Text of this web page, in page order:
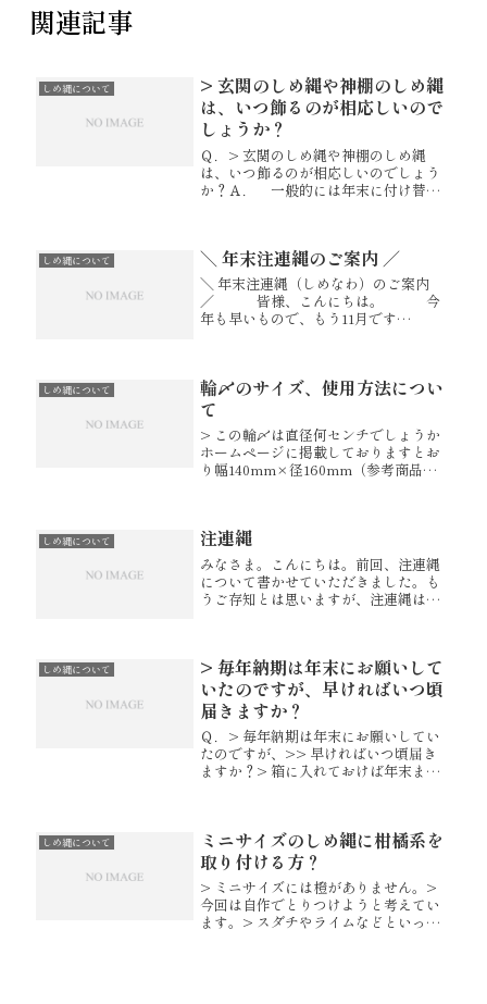
関連記事
しめ縄について
> 玄関のしめ縄や神棚のしめ縄
は、いつ飾るのが相応しいので
しょうか？
Ｑ．> 玄関のしめ縄や神棚のしめ縄
は、いつ飾るのが相応しいのでしょう
か？Ａ． 一般的には年末に付け替え
多いようです。また地方によっての違
い...
しめ縄について ＼ 年末注連縄のご案内 ／
＼ 年末注連縄（しめなわ）のご案内
／ 皆様、こんにちは。 今
年も早いもので、もう11月です
もご紹介させて頂きます。 --...
しめ縄について
輪〆のサイズ、使用方法につい
て
> この輪〆は直径何センチでしょうか
ホームページに掲載しておりますとお
り幅140mm×径160mm（参考商品）
ゃいますが玄関用としてお使...
しめ縄について 注連縄
みなさま。こんにちは。前回、注連縄
について書かせていただきました。も
うご存知とは思いますが、注連縄はし
は稲刈りが行われるのが、今年は月末
に...
しめ縄について
> 毎年納期は年末にお願いして
いたのですが、早ければいつ頃
届きますか？
Ｑ．> 毎年納期は年末にお願いしてい
たのですが、>> 早ければいつ頃届き
ますか？> 箱に入れておけば年末まで
頃でございます。 注連縄は...
しめ縄について
ミニサイズのしめ縄に柑橘系を
取り付ける方？
> ミニサイズには橙がありません。>
今回は自作でとりつけようと考えてい
ます。> スダチやライムなどといった